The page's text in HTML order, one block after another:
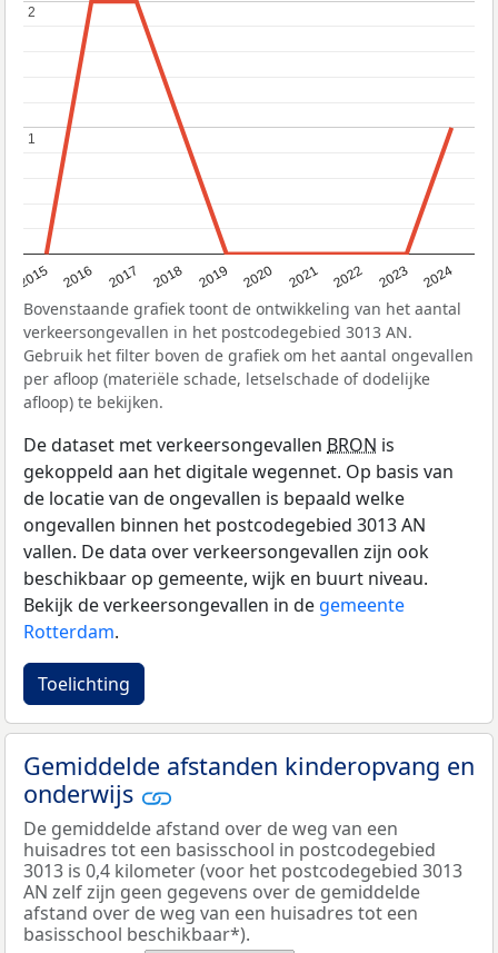
2015 2016 2017 2018 2019 2020 2021 2022 2023 2024
1
1
2
2
Bovenstaande grafiek toont de ontwikkeling van het aantal
verkeersongevallen in het postcodegebied 3013 AN.
Gebruik het filter boven de grafiek om het aantal ongevallen
per afloop (materiële schade, letselschade of dodelijke
afloop) te bekijken.
De dataset met verkeersongevallen BRON is
gekoppeld aan het digitale wegennet. Op basis van
de locatie van de ongevallen is bepaald welke
ongevallen binnen het postcodegebied 3013 AN
vallen. De data over verkeersongevallen zijn ook
beschikbaar op gemeente, wijk en buurt niveau.
Bekijk de verkeersongevallen in de gemeente
Rotterdam.
Toelichting
Gemiddelde afstanden kinderopvang en
onderwijs
De gemiddelde afstand over de weg van een
huisadres tot een basisschool in postcodegebied
3013 is 0,4 kilometer (voor het postcodegebied 3013
AN zelf zijn geen gegevens over de gemiddelde
afstand over de weg van een huisadres tot een
basisschool beschikbaar*).